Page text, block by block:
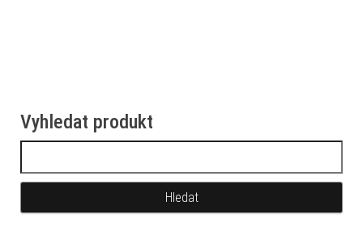
Vyhledat produkt